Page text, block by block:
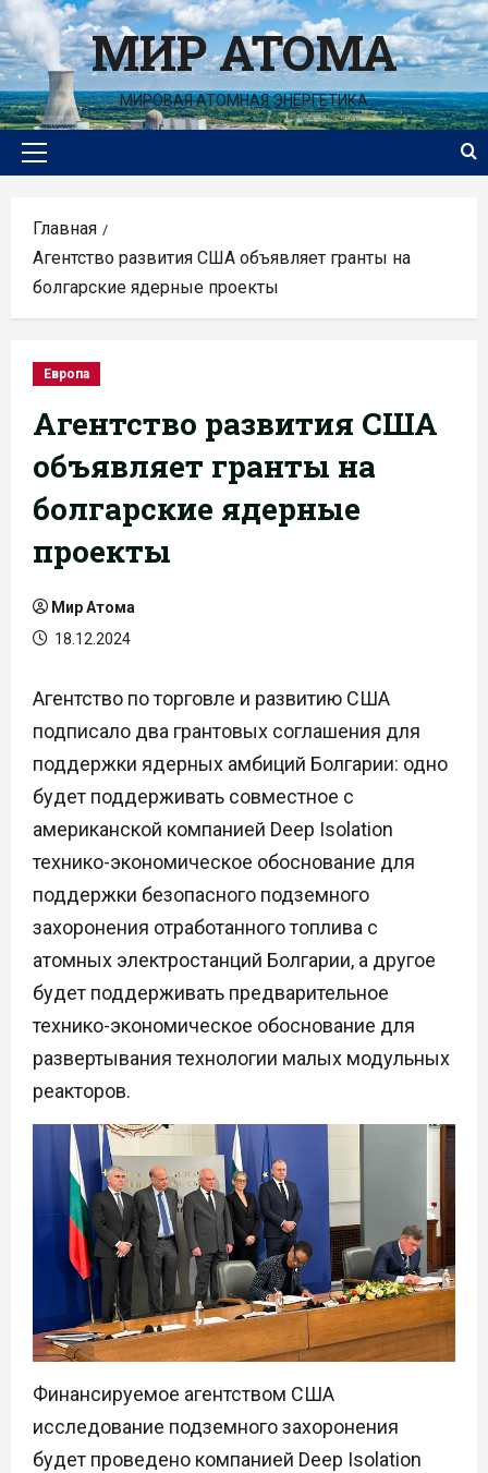
Перейти
к
содержимомуМИР АТОМА
МИРОВАЯ АТОМНАЯ ЭНЕРГЕТИКА
Основное
Главная
Агентство развития США объявляет гранты на
болгарские ядерные проекты
Европа
Агентство развития США
объявляет гранты на
болгарские ядерные
проекты
Мир Атома
18.12.2024
Агентство по торговле и развитию США
подписало два грантовых соглашения для
поддержки ядерных амбиций Болгарии: одно
будет поддерживать совместное с
американской компанией Deep Isolation
технико-экономическое обоснование для
поддержки безопасного подземного
захоронения отработанного топлива с
атомных электростанций Болгарии, а другое
будет поддерживать предварительное
технико-экономическое обоснование для
развертывания технологии малых модульных
реакторов.
Финансируемое агентством США
исследование подземного захоронения
будет проведено компанией Deep Isolation